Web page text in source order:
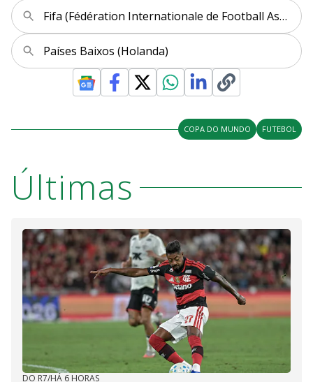
Fifa (Fédération Internationale de Football Association)
Países Baixos (Holanda)
COPA DO MUNDO FUTEBOL
Últimas
DO R7/HÁ 6 HORAS